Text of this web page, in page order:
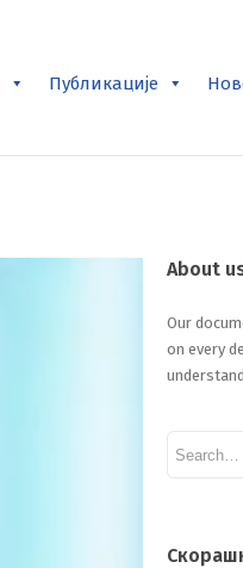
Публикације
About
Our
on every